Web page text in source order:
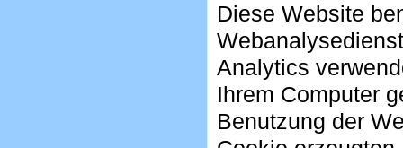
Diese Website
Analytics
Ihrem Computer
Benutzung der